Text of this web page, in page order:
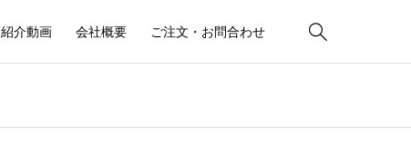
紹介動画 会社概要 ご注文・お問合わせ 